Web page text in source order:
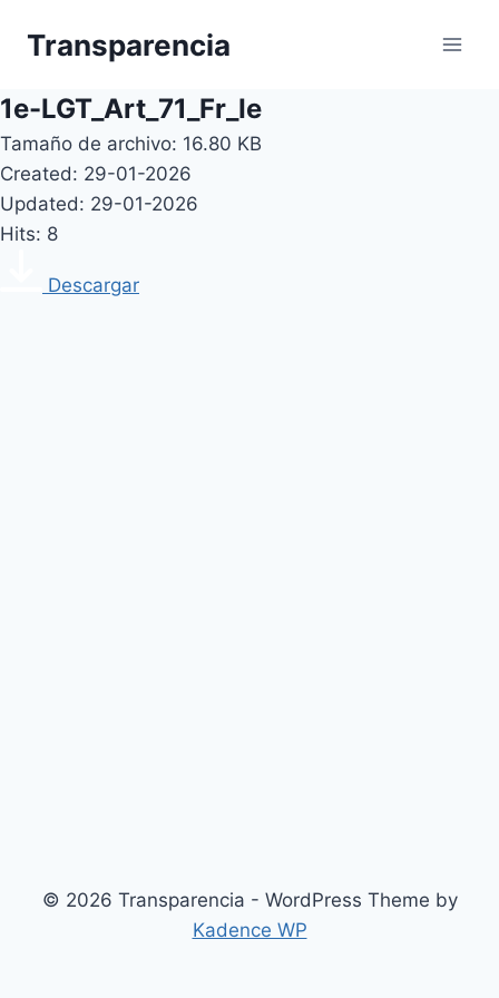
Transparencia
1e-LGT_Art_71_Fr_Ie
Tamaño de archivo: 16.80 KB
Created: 29-01-2026
Updated: 29-01-2026
Hits: 8
Descargar
© 2026 Transparencia - WordPress Theme by
Kadence WP